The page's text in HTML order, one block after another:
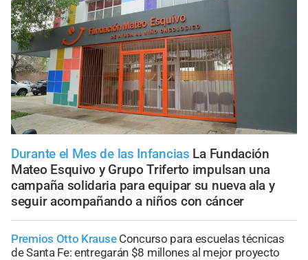
Durante el Mes de las Infancias La Fundación
Mateo Esquivo y Grupo Triferto impulsan una
campaña solidaria para equipar su nueva ala y
seguir acompañando a niños con cáncer
Premios Otto Krause Concurso para escuelas técnicas
de Santa Fe: entregarán $8 millones al mejor proyecto